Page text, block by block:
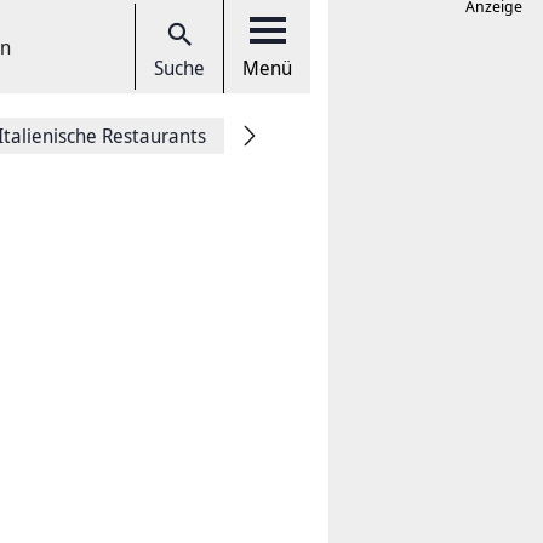
Suche Menü
Restaurants
Anzeige